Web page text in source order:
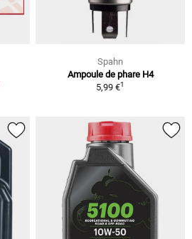
Spahn
Ampoule de phare H4
5,99 €1